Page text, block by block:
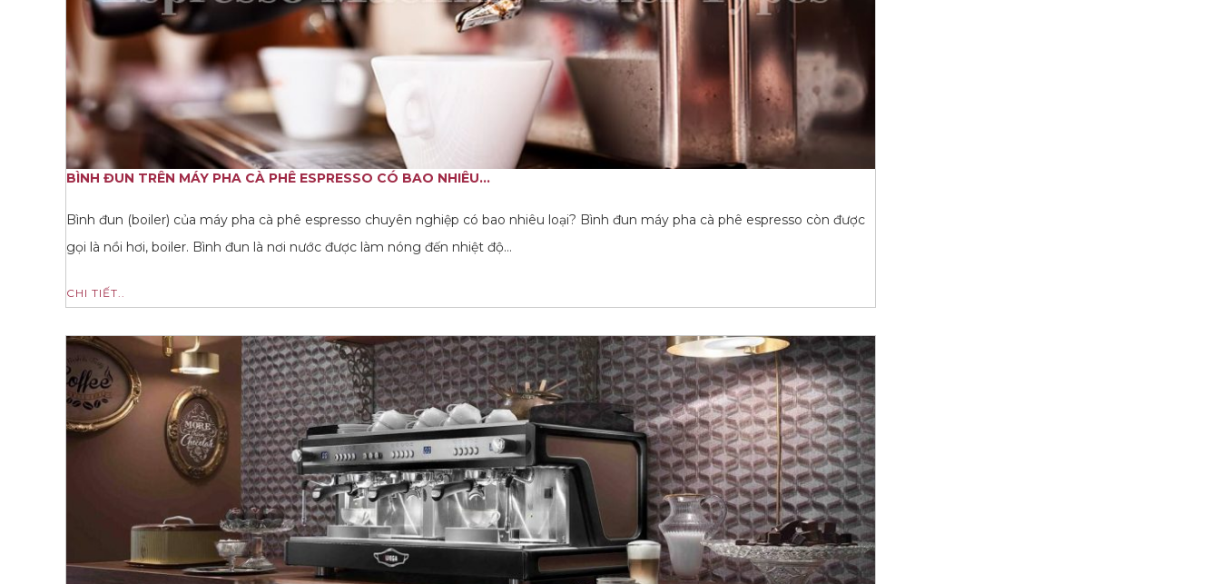
BÌNH ĐUN TRÊN MÁY PHA CÀ PHÊ ESPRESSO CÓ BAO NHIÊU...
Bình đun (boiler) của máy pha cà phê espresso chuyên nghiệp có bao nhiêu loại? Bình đun máy pha cà phê espresso còn được
gọi là nồi hơi, boiler. Bình đun là nơi nước được làm nóng đến nhiệt độ…
CHI TIẾT..